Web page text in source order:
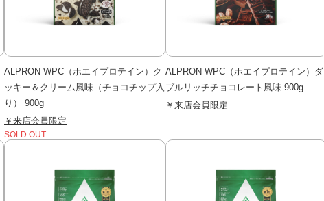
ALPRON WPC（ホエイプロテイン）ク
ッキー＆クリーム風味（チョコチップ入
り） 900g
￥来店会員限定
SOLD OUT
ALPRON WPC（ホエイプロテイン）ダ
ブルリッチチョコレート風味 900g
￥来店会員限定